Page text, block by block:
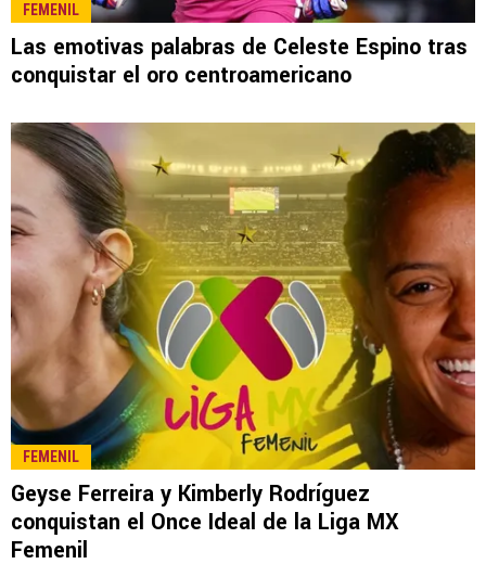
LEE TAMBIÉN